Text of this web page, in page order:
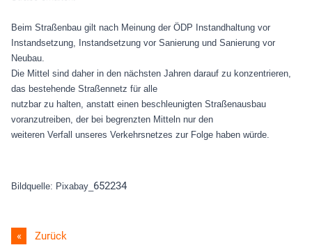
Beim Straßenbau gilt nach Meinung der ÖDP Instandhaltung vor
Instandsetzung, Instandsetzung vor Sanierung und Sanierung vor
Neubau.
Die Mittel sind daher in den nächsten Jahren darauf zu konzentrieren,
das bestehende Straßennetz für alle
nutzbar zu halten, anstatt einen beschleunigten Straßenausbau
voranzutreiben, der bei begrenzten Mitteln nur den
weiteren Verfall unseres Verkehrsnetzes zur Folge haben würde.
Bildquelle: Pixabay_ 652234
Zurück